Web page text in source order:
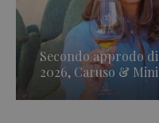
Secondo approdo
2026, Caruso &